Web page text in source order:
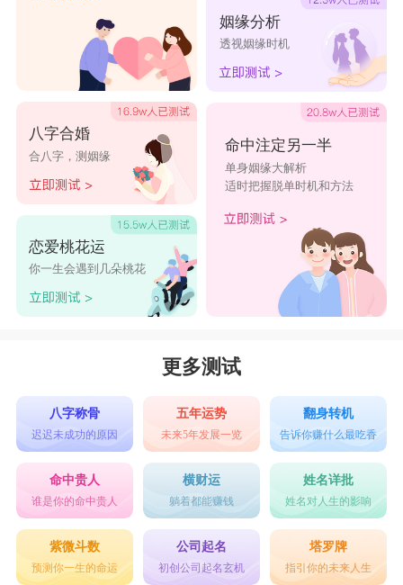
八字合婚
合八字，测姻缘
恋爱桃花运
你一生会遇到几朵桃花
姻缘分析
透视姻缘时机
命中注定另一半
单身姻缘大解析
适时把握脱单时机和方法
更多测试
八字称骨
迟迟未成功的原因
五年运势
未来5年发展一览
翻身转机
告诉你赚什么最吃香
命中贵人
谁是你的命中贵人
横财运
躺着都能赚钱
姓名详批
姓名对人生的影响
紫微斗数
预测你一生的命运
公司起名
初创公司起名玄机
塔罗牌
指引你的未来人生